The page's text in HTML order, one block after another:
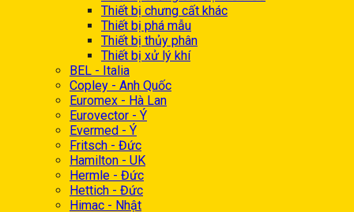
Thiết bị chưng cất khác
Thiết bị phá mẫu
Thiết bị thủy phân
Thiết bị xử lý khí
BEL - Italia
Copley - Anh Quốc
Euromex - Hà Lan
Eurovector - Ý
Evermed - Ý
Fritsch - Đức
Hamilton - UK
Hermle - Đức
Hettich - Đức
Himac - Nhật